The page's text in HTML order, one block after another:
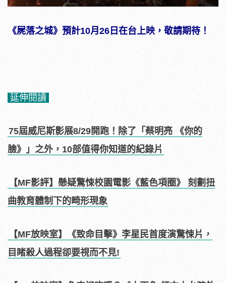
《屍落之城》預計10月26日在台上映，敬請期待！
延伸閱讀
75屆威尼斯影展8/29開跑！除了「蔡明亮 《你的
臉》」之外，10部值得你知道的紀錄片
【MF影評】懸疑驚悚校園電影《藍色項圈》 刻劃扭
曲教育體制下的畸形現象
【MF放映室】《致命目擊》李星民首度演驚悚片，
目睹殺人過程卻要視而不見!